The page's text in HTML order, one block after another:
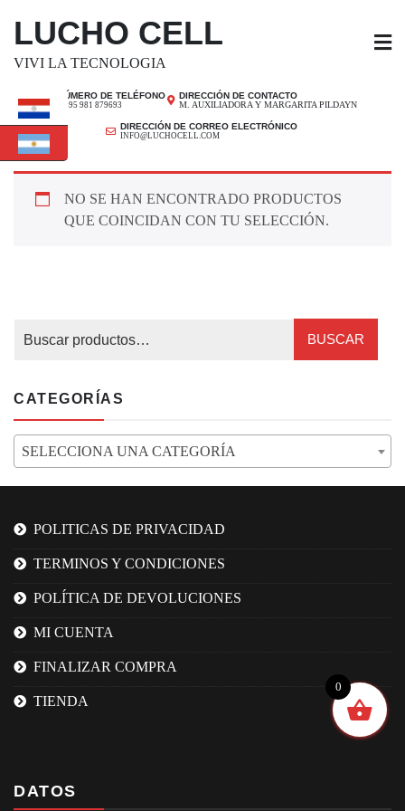
LUCHO CELL
VIVI LA TECNOLOGIA
NÚMERO DE TELÉFONO
+ 595 981 879693
DIRECCIÓN DE CONTACTO
M. AUXILIADORA Y MARGARITA PILDAYN
DIRECCIÓN DE CORREO ELECTRÓNICO
INFO@LUCHOCELL.COM
NO SE HAN ENCONTRADO PRODUCTOS
QUE COINCIDAN CON TU SELECCIÓN.
BUSCAR
CATEGORÍAS
SELECCIONA UNA CATEGORÍA
POLITICAS DE PRIVACIDAD
TERMINOS Y CONDICIONES
POLÍTICA DE DEVOLUCIONES
MI CUENTA
FINALIZAR COMPRA
TIENDA
DATOS
0